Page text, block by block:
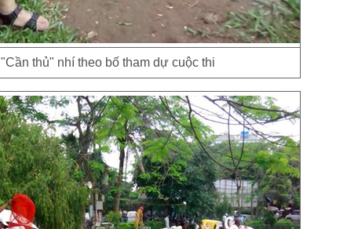
"Cần thủ" nhí theo bố tham dự cuộc thi